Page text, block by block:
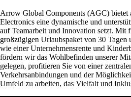
Arrow Global Components (AGC) bietet
Electronics eine dynamische und
auf Teamarbeit und Innovation setzt. Mit
großzügigen Urlaubspaket von 30 Tagen
wie einer Unternehmensrente und
fördern wir das Wohlbefinden unserer
gelegen, profitieren Sie von einer
Verkehrsanbindungen und der
Umfeld zu arbeiten, das Vielfalt und